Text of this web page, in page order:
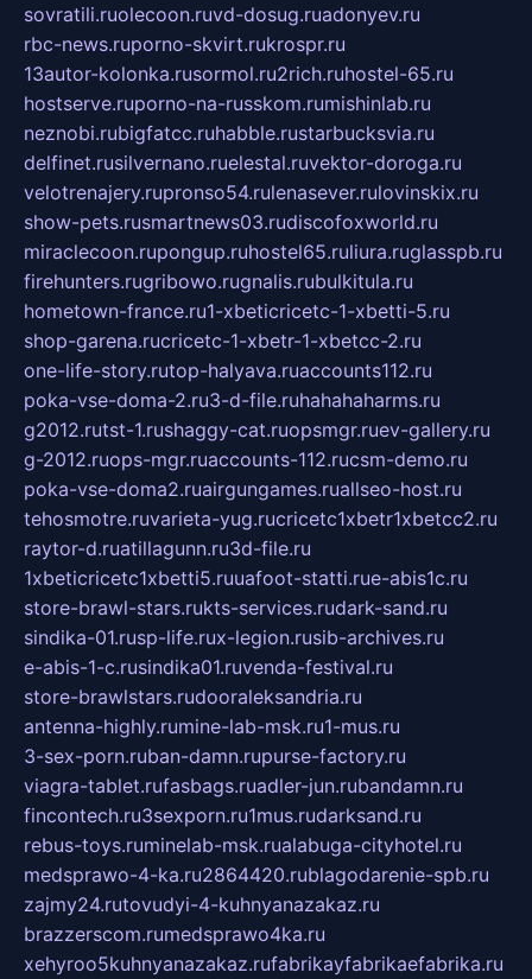
sovratili.ruolecoon.ruvd-dosug.ruadonyev.ru
rbc-news.ruporno-skvirt.rukrospr.ru
13autor-kolonka.rusormol.ru2rich.ruhostel-65.ru
hostserve.ruporno-na-russkom.rumishinlab.ru
neznobi.rubigfatcc.ruhabble.rustarbucksvia.ru
delfinet.rusilvernano.ruelestal.ruvektor-doroga.ru
velotrenajery.rupronso54.rulenasever.rulovinskix.ru
show-pets.rusmartnews03.rudiscofoxworld.ru
miraclecoon.rupongup.ruhostel65.ruliura.ruglasspb.ru
firehunters.rugribowo.rugnalis.rubulkitula.ru
hometown-france.ru1-xbeticricetc-1-xbetti-5.ru
shop-garena.rucricetc-1-xbetr-1-xbetcc-2.ru
one-life-story.rutop-halyava.ruaccounts112.ru
poka-vse-doma-2.ru3-d-file.ruhahahaharms.ru
g2012.rutst-1.rushaggy-cat.ruopsmgr.ruev-gallery.ru
g-2012.ruops-mgr.ruaccounts-112.rucsm-demo.ru
poka-vse-doma2.ruairgungames.ruallseo-host.ru
tehosmotre.ruvarieta-yug.rucricetc1xbetr1xbetcc2.ru
raytor-d.ruatillagunn.ru3d-file.ru
1xbeticricetc1xbetti5.ruuafoot-statti.rue-abis1c.ru
store-brawl-stars.rukts-services.rudark-sand.ru
sindika-01.rusp-life.rux-legion.rusib-archives.ru
e-abis-1-c.rusindika01.ruvenda-festival.ru
store-brawlstars.rudooraleksandria.ru
antenna-highly.rumine-lab-msk.ru1-mus.ru
3-sex-porn.ruban-damn.rupurse-factory.ru
viagra-tablet.rufasbags.ruadler-jun.rubandamn.ru
fincontech.ru3sexporn.ru1mus.rudarksand.ru
rebus-toys.ruminelab-msk.rualabuga-cityhotel.ru
medsprawo-4-ka.ru2864420.rublagodarenie-spb.ru
zajmy24.rutovudyi-4-kuhnyanazakaz.ru
brazzerscom.rumedsprawo4ka.ru
xehyroo5kuhnyanazakaz.rufabrikayfabrikaefabrika.ru